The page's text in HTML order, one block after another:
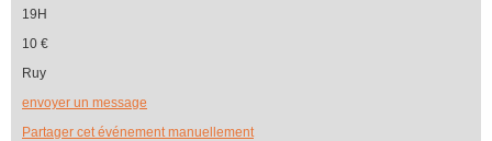
19H
10 €
Ruy
envoyer un message
Partager cet événement manuellement